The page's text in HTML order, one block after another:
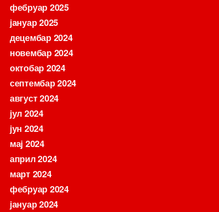
фебруар 2025
јануар 2025
децембар 2024
новембар 2024
октобар 2024
септембар 2024
август 2024
јул 2024
јун 2024
мај 2024
април 2024
март 2024
фебруар 2024
јануар 2024